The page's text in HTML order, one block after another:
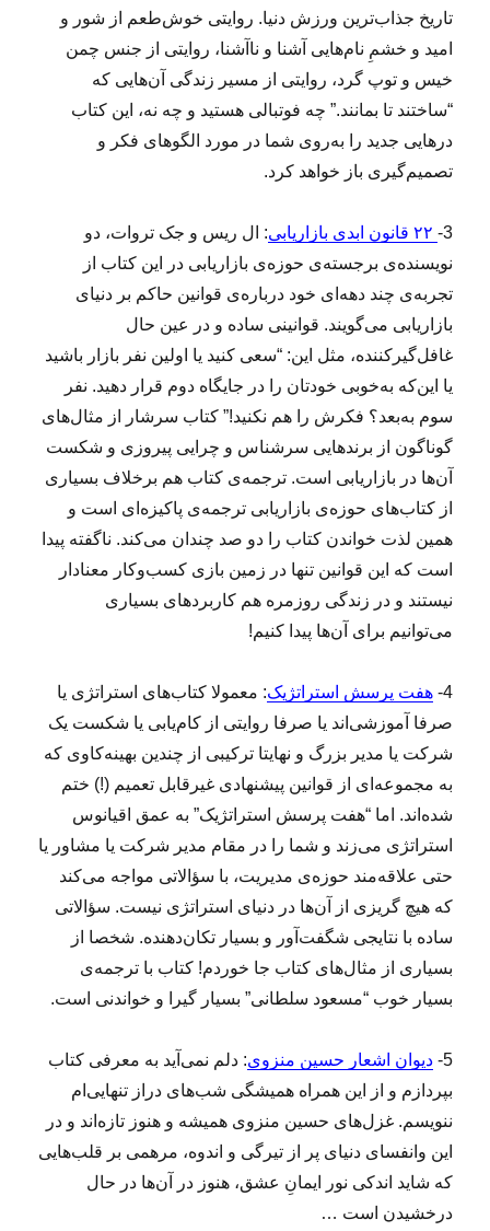
تاریخ جذاب‌ترین ورزش دنیا. روایتی خوش‌طعم از شور و
امید و خشمِ نام‌هایی آشنا و ناآشنا، روایتی از جنس چمن
خیس و توپ گرد، روایتی از مسیر زندگی آن‌هایی که
“ساختند تا بمانند.” چه فوتبالی هستید و چه نه، این کتاب
درهایی جدید را به‌روی شما در مورد الگوهای فکر و
تصمیم‌گیری باز خواهد کرد.
3-
: ال ریس و جک تروات، دو
نویسنده‌ی برجسته‌ی حوزه‌ی بازاریابی در این کتاب از
تجربه‌ی چند دهه‌ای خود درباره‌ی قوانین حاکم بر دنیای
بازاریابی می‌گویند. قوانینی ساده و در عین حال
غافل‌گیرکننده، مثل این: “سعی کنید یا اولین نفر بازار باشید
یا این‌که به‌خوبی خودتان را در جایگاه دوم قرار دهید. نفر
سوم به‌بعد؟ فکرش را هم نکنید!” کتاب سرشار از مثال‌های
گوناگون از برندهایی سرشناس و چرایی پیروزی و شکست
آن‌ها در بازاریابی است. ترجمه‌ی کتاب هم برخلاف بسیاری
از کتاب‌های حوزه‌ی بازاریابی ترجمه‌ی پاکیزه‌ای است و
همین لذت خواندن کتاب را دو صد چندان می‌کند. ناگفته پیدا
است که این قوانین تنها در زمین بازی کسب‌وکار معنادار
نیستند و در زندگی روزمره هم کاربردهای بسیاری
می‌توانیم برای آن‌ها پیدا کنیم!
4- هفت پرسش استراتژیک: معمولا کتاب‌های استراتژی یا
صرفا آموزشی‌اند یا صرفا روایتی از کام‌یابی یا شکست یک
شرکت یا مدیر بزرگ و نهایتا ترکیبی از چندین بهینه‌کاوی که
به مجموعه‌ای از قوانین پیشنهادی غیرقابل تعمیم (!) ختم
شده‌اند. اما “هفت پرسش استراتژیک” به عمق اقیانوس
استراتژی می‌زند و شما را در مقام مدیر شرکت یا مشاور یا
حتی علاقه‌مند حوزه‌ی مدیریت، با سؤالاتی مواجه می‌کند
که هیچ گریزی از آن‌ها در دنیای استراتژی نیست. سؤالاتی
ساده با نتایجی شگفت‌آور و بسیار تکان‌دهنده. شخصا از
بسیاری از مثال‌های کتاب جا خوردم! کتاب با ترجمه‌ی
بسیار خوب “مسعود سلطانی” بسیار گیرا و خواندنی است.
5- دیوان اشعار حسین منزوی: دلم نمی‌آید به معرفی کتاب
بپردازم و از این همراه همیشگی شب‌های دراز تنهایی‌ام
ننویسم. غزل‌های حسین منزوی همیشه و هنوز تازه‌‌اند و در
این وانفسای دنیای پر از تیرگی و اندوه، مرهمی بر قلب‌هایی
که شاید اندکی نور ایمانِ عشق، هنوز در آن‌ها در حال
درخشیدن است …